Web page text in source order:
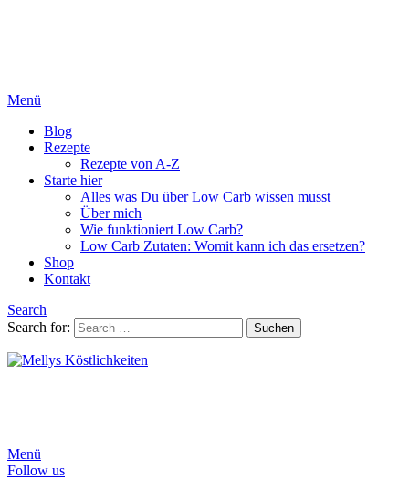
Menü
Blog
Rezepte
Rezepte von A-Z
Starte hier
Alles was Du über Low Carb wissen musst
Über mich
Wie funktioniert Low Carb?
Low Carb Zutaten: Womit kann ich das ersetzen?
Shop
Kontakt
Search
Search for:
Suchen
Menü
Follow us